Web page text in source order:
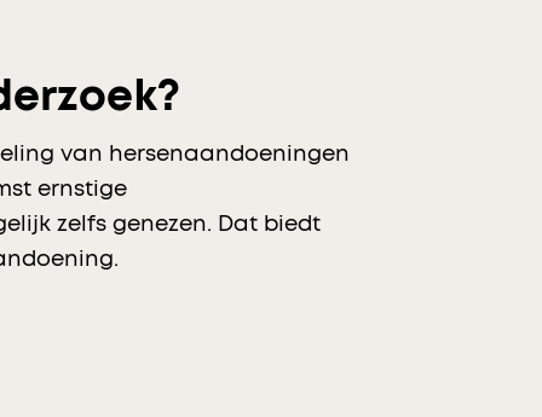
van hersenaandoeningen
ernstige
zelfs genezen. Dat biedt